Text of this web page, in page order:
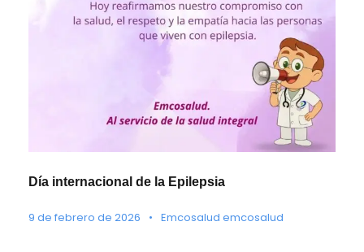
Día internacional de la Epilepsia
9 de febrero de 2026 • Emcosalud emcosalud